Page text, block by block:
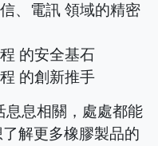
、電訊 領域的精密
的安全基石
的創新推手
息息相關，處處都能
解更多橡膠製品的